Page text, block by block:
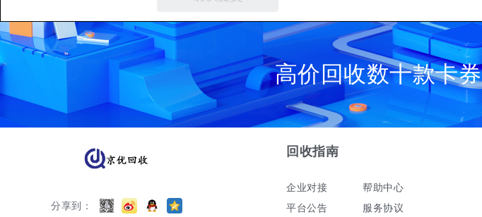
高价回收数十款卡券
分享到：
回收指南
企业对接
平台公告
帮助中心
服务协议